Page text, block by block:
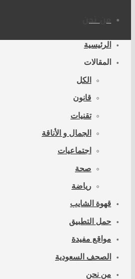
من نحن
الرئيسية
المقالات
الكل
قانون
تقنيات
الجمال و الأناقة
اجتماعيات
صحة
رياضة
قهوة الشايب
حمل التطبيق
مواقع مفيدة
الصحف السعودية
من نحن